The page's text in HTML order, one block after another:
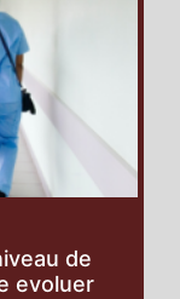
de
evoluer